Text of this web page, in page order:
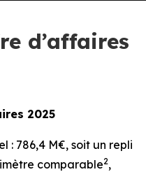
d’affaires
2025
: 786,4 M€, soit un repli
comparable2,